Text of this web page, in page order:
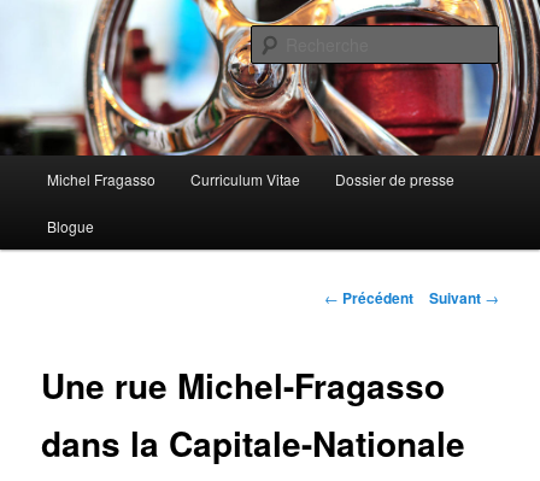
principal
Michel Fragasso Curriculum Vitae Dossier de presse
Blogue
Navigation
← Précédent Suivant →
Une rue Michel-Fragasso
dans la Capitale-Nationale